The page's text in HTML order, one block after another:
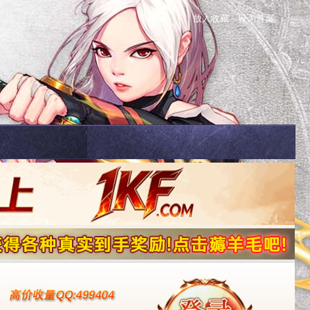
放入收藏 设为首页